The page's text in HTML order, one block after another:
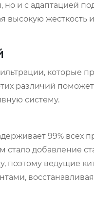
но и с адаптацией
высокую жесткость
которые
различий
систему.
99% всех
стало добавление
поэтому ведущие